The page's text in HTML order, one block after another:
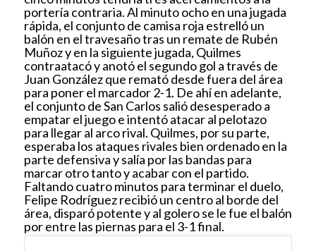
portería contraria. Al minuto ocho en una jugada
rápida, el conjunto de camisa roja estrelló un
balón en el travesaño tras un remate de Rubén
Muñoz y en la siguiente jugada, Quilmes
contraatacó y anotó el segundo gol a través de
Juan González que remató desde fuera del área
para poner el marcador 2-1. De ahí en adelante,
el conjunto de San Carlos salió desesperado a
empatar el juego e intentó atacar al pelotazo
para llegar al arco rival. Quilmes, por su parte,
esperaba los ataques rivales bien ordenado en la
parte defensiva y salía por las bandas para
marcar otro tanto y acabar con el partido.
Faltando cuatro minutos para terminar el duelo,
Felipe Rodríguez recibió un centro al borde del
área, disparó potente y al golero se le fue el balón
por entre las piernas para el 3-1 final.